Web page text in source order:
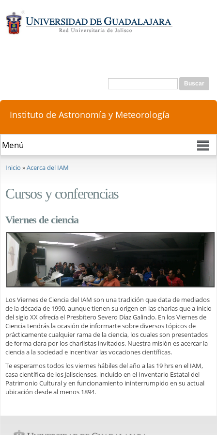
principal
Formulario de búsqueda
Buscar
Instituto de Astronomía y Meteorología
Inicio »Acerca del IAM
Cursos y conferencias
Viernes de ciencia
Los Viernes de Ciencia del IAM son una tradición que data de mediados
de la década de 1990, aunque tienen su origen en las charlas que a inicio
del siglo XX ofrecía el Presbítero Severo Díaz Galindo. En los Viernes de
Ciencia tendrás la ocasión de informarte sobre diversos tópicos de
prácticamente cualquier rama de la ciencia, los cuales son presentados
de forma clara por los charlistas invitados. Nuestra misión es acercar la
ciencia a la sociedad e incentivar las vocaciones científicas.
Te esperamos todos los viernes hábiles del año a las 19 hrs en el IAM,
casa científica de los Jaliscienses, incluido en el Inventario Estatal del
Patrimonio Cultural y en funcionamiento ininterrumpido en su actual
ubicación desde al menos 1894.